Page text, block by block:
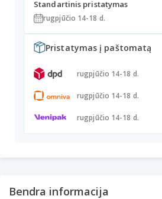
Standartinis pristatymas
rugpjūčio 14-18 d.
Pristatymas į paštomatą
rugpjūčio 14-18 d.
rugpjūčio 14-18 d.
rugpjūčio 14-18 d.
Bendra informacija